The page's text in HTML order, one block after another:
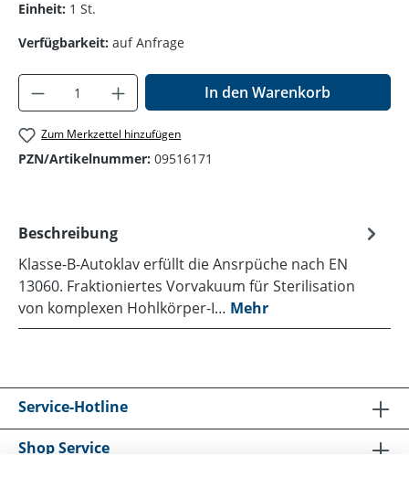
Einheit: 1 St.
Verfügbarkeit: auf Anfrage
Produkt Anzahl: Gib den gewünschten
In den Warenkorb
Zum Merkzettel hinzufügen
PZN/Artikelnummer: 09516171
Beschreibung
Klasse-B-Autoklav erfüllt die Ansrpüche nach EN
13060. Fraktioniertes Vorvakuum für Sterilisation
von komplexen Hohlkörper-I… Mehr
Service-Hotline
Shop Service